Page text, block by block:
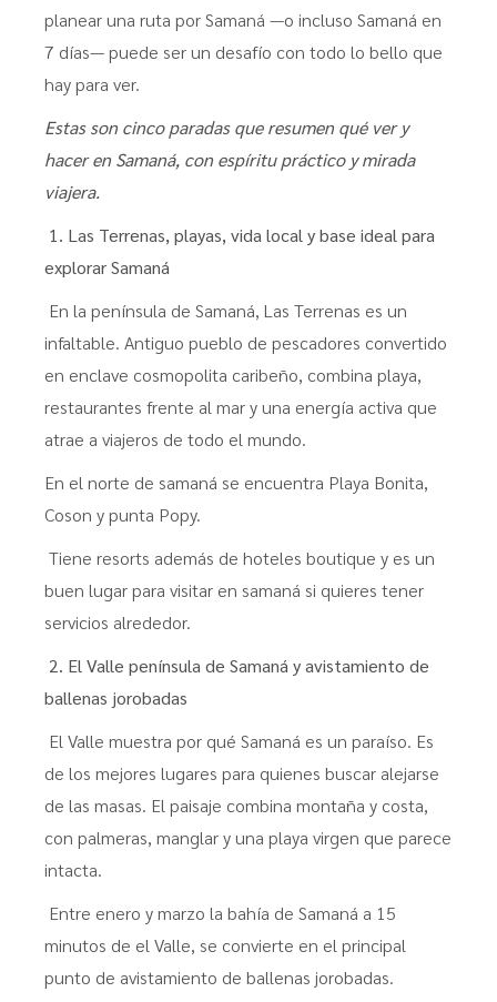
planear una ruta por Samaná —o incluso Samaná en
7 días— puede ser un desafío con todo lo bello que
hay para ver.
Estas son cinco paradas que resumen qué ver y
hacer en Samaná, con espíritu práctico y mirada
viajera.
1. Las Terrenas, playas, vida local y base ideal para
explorar Samaná
En la península de Samaná, Las Terrenas es un
infaltable. Antiguo pueblo de pescadores convertido
en enclave cosmopolita caribeño, combina playa,
restaurantes frente al mar y una energía activa que
atrae a viajeros de todo el mundo.
En el norte de samaná se encuentra Playa Bonita,
Coson y punta Popy.
Tiene resorts además de hoteles boutique y es un
buen lugar para visitar en samaná si quieres tener
servicios alrededor.
2. El Valle península de Samaná y avistamiento de
ballenas jorobadas
El Valle muestra por qué Samaná es un paraíso. Es
de los mejores lugares para quienes buscar alejarse
de las masas. El paisaje combina montaña y costa,
con palmeras, manglar y una playa virgen que parece
intacta.
Entre enero y marzo la bahía de Samaná a 15
minutos de el Valle, se convierte en el principal
punto de avistamiento de ballenas jorobadas.